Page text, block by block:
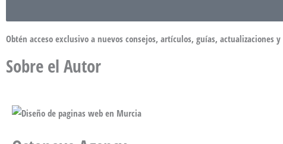
Obtén acceso exclusivo a nuevos consejos, artículos, guías, actualizaciones y
Sobre el Autor